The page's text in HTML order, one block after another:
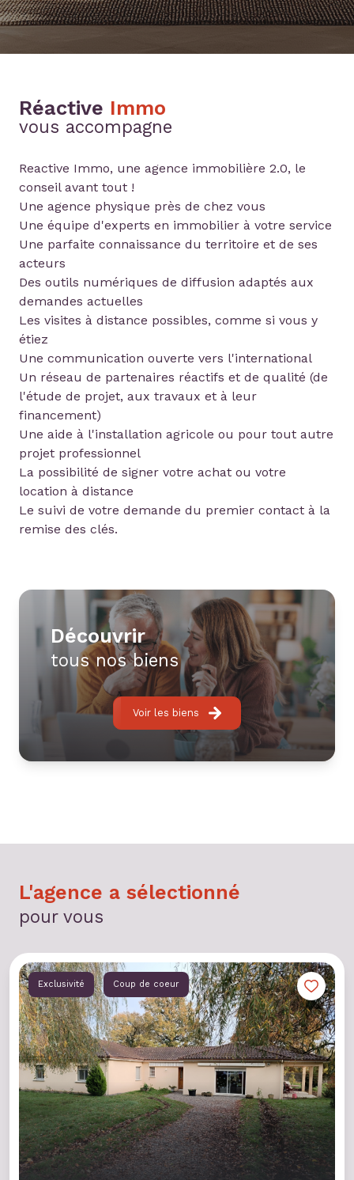
découvrir
tous nos biens
Voir les biens
Réactive Immo
vous accompagne
Reactive Immo, une agence immobilière 2.0, le
conseil avant tout !
Une agence physique près de chez vous
Une équipe d'experts en immobilier à votre service
Une parfaite connaissance du territoire et de ses
acteurs
Des outils numériques de diffusion adaptés aux
demandes actuelles
Les visites à distance possibles, comme si vous y
étiez
Une communication ouverte vers l'international
Un réseau de partenaires réactifs et de qualité (de
l'étude de projet, aux travaux et à leur
financement)
Une aide à l'installation agricole ou pour tout autre
projet professionnel
La possibilité de signer votre achat ou votre
location à distance
Le suivi de votre demande du premier contact à la
remise des clés.
L'agence a sélectionné
pour vous
Exclusivité Coup de coeur